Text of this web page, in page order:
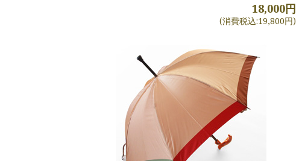
18,000円
(消費税込:19,800円)